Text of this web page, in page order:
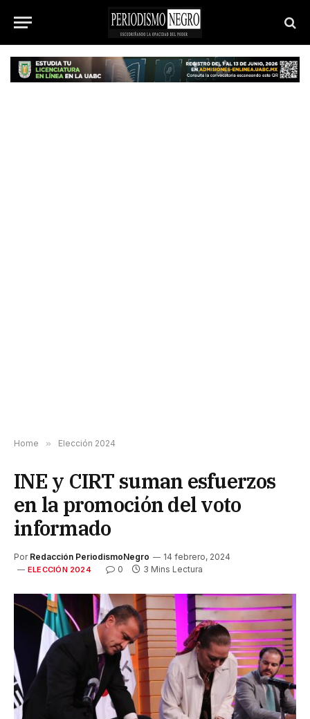
Home » Elección 2024
INE y CIRT suman esfuerzos
en la promoción del voto
informado
Por Redacción PeriodismoNegro 14 febrero, 2024
ELECCIÓN 2024 0 3 Mins Lectura